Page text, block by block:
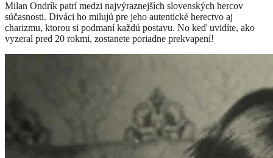
Milan Ondrík patrí medzi najvýraznejších slovenských hercov
súčasnosti. Diváci ho milujú pre jeho autentické herectvo aj
charizmu, ktorou si podmaní každú postavu. No keď uvidíte, ako
vyzeral pred 20 rokmi, zostanete poriadne prekvapení!